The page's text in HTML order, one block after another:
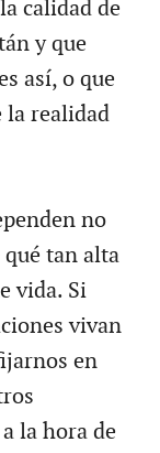
calidad de
y que
así, o que
la realidad
no
qué tan alta
vida. Si
vivan
en
la hora de